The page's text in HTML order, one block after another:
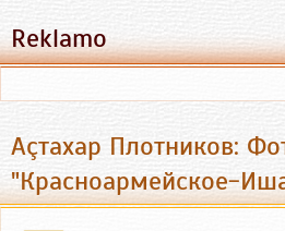
Reklamo
Аçтахар Плотников:
"Красноармейское-